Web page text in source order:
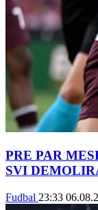
PRE PAR
SVI
Fudbal 23:33